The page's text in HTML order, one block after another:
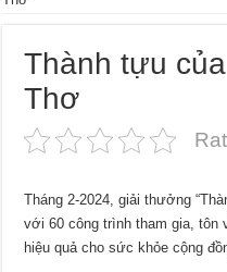
Thành tựu
Thơ
Tháng 2-2024, giải thưởng
với 60 công trình tham gia, tôn
hiệu quả cho sức khỏe cộng